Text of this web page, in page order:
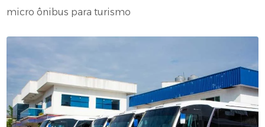
micro ônibus para turismo